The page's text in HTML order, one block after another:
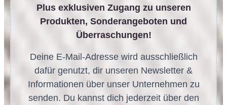
Plus exklusiven Zugang zu unseren
Produkten, Sonderangeboten und
Überraschungen!
Deine E-Mail-Adresse wird ausschließlich
dafür genutzt, dir unseren Newsletter &
Informationen über unser Unternehmen zu
senden. Du kannst dich jederzeit über den